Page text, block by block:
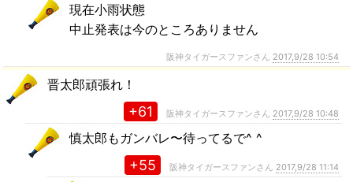
現在小雨状態
中止発表は今のところありません
阪神タイガースファンさん 2017,9/28 10:54
晋太郎頑張れ！
+61 阪神タイガースファンさん 2017,9/28 10:48
慎太郎もガンバレ〜待ってるで^ ^
+55 阪神タイガースファンさん 2017,9/28 11:14